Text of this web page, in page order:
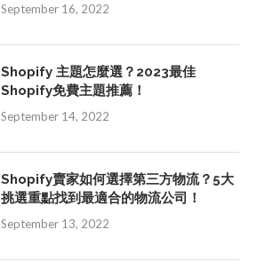
September 16, 2022
Shopify 主題怎麼選？2023最佳
Shopify免費主題推薦！
September 14, 2022
Shopify賣家如何選擇第三方物流？5大
挑選重點找到最適合的物流公司！
September 13, 2022